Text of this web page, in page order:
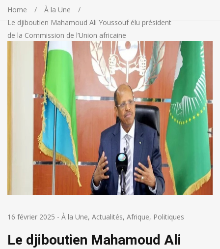
Home
À la Une
Le djiboutien Mahamoud Ali Youssouf élu président
de la Commission de l’Union africaine
16 février 2025 - À la Une, Actualités, Afrique, Politiques
Le djiboutien Mahamoud Ali